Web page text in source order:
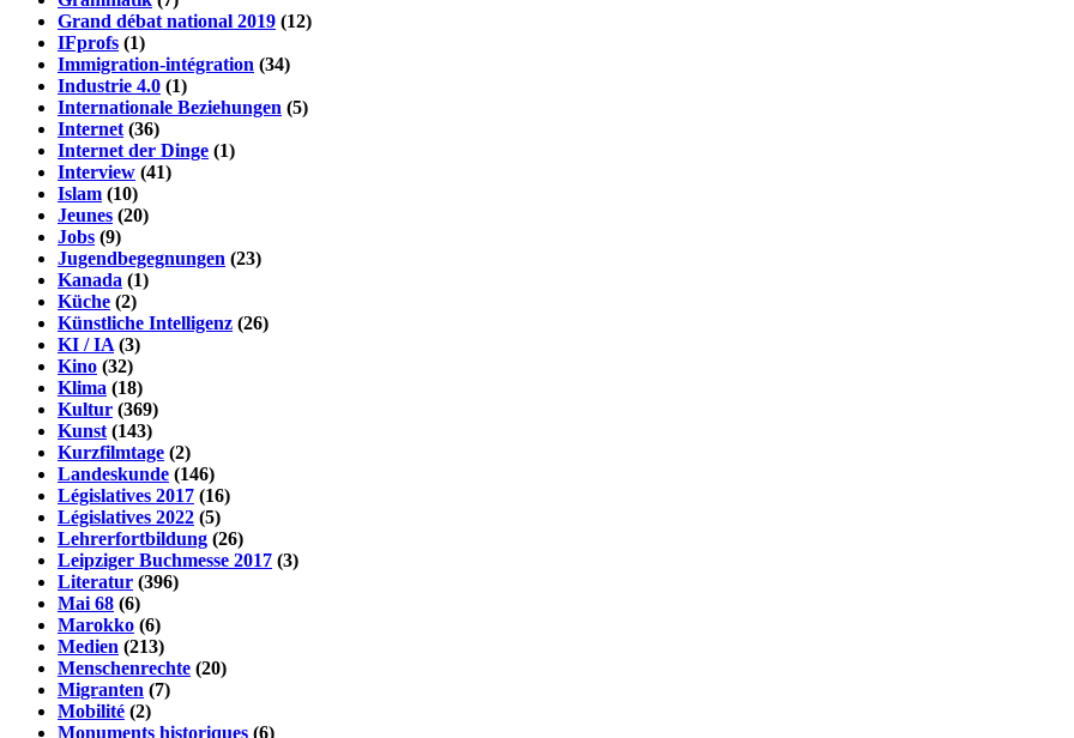
Grand débat national 2019 (12)
IFprofs (1)
Immigration-intégration (34)
Industrie 4.0 (1)
Internationale Beziehungen (5)
Internet (36)
Internet der Dinge (1)
Interview (41)
Islam (10)
Jeunes (20)
Jobs (9)
Jugendbegegnungen (23)
Kanada (1)
Küche (2)
Künstliche Intelligenz (26)
KI / IA (3)
Kino (32)
Klima (18)
Kultur (369)
Kunst (143)
Kurzfilmtage (2)
Landeskunde (146)
Législatives 2017 (16)
Législatives 2022 (5)
Lehrerfortbildung (26)
Leipziger Buchmesse 2017 (3)
Literatur (396)
Mai 68 (6)
Marokko (6)
Medien (213)
Menschenrechte (20)
Migranten (7)
Mobilité (2)
Monuments historiques (6)